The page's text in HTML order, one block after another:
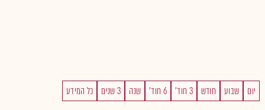
יום שבוע חודש 3 חוד' 6 חוד' שנה 3 שנים כל המידע